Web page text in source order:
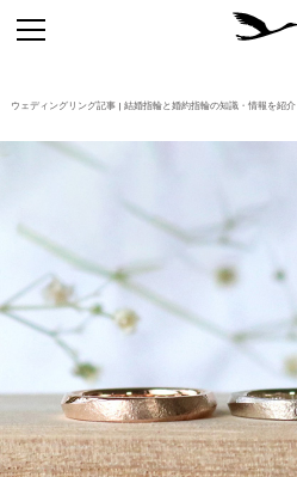
ウェディングリング記事 | 結婚指輪と婚約指輪の知識・情報を紹介
toggle
navigation